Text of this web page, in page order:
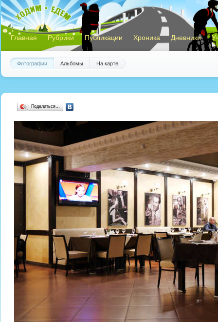
Главная Рубрики Публикации Хроника Дневники
Фотографии Альбомы На карте
Поделиться…